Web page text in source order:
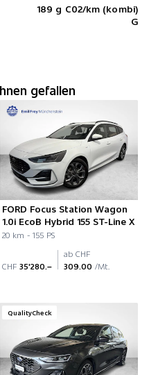
189 g C02/km (kombi)
G
gefallen
FORD Focus Station Wagon
1.0i EcoB Hybrid 155 ST-Line X
20 km - 155 PS
CHF 35'280.–
ab CHF
309.00 /Mt.
QualityCheck